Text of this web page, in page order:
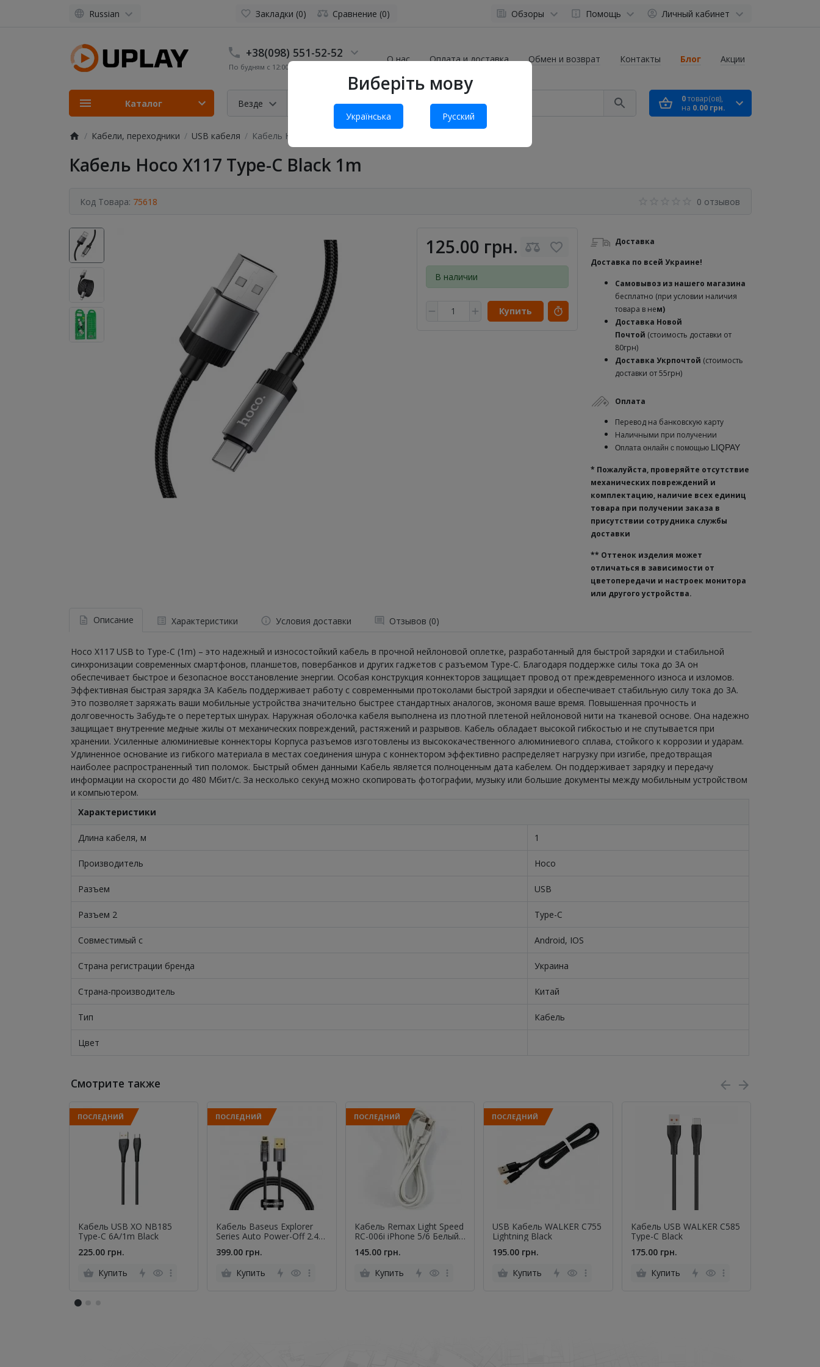
Виберіть мову
Українська Русский
Russian Закладки (0) Сравнение (0) Обзоры Помощь Личный кабинет
+38(098) 551-52-52
По будням с 12:00 до 19:00
Везде
О нас Оплата и доставка Обмен и возврат Контакты Блог Акции
0товар(ов),
на 0.00 грн.
Каталог
Кабели, переходники USB кабеля Кабель Hoco X117 Type-C Black 1m
Кабель Hoco X117 Type-C Black 1m
Код Товара: 75618 0 отзывов
125.00 грн.
В наличии
Купить
Доставка
Доставка по всей Украине!
Самовывоз из нашего магазина
бесплатно (при условии наличия
товара в нем)
Доставка Новой
Почтой (стоимость доставки от
80грн)
Доставка Укрпочтой (стоимость
доставки от 55грн)
Оплата
Перевод на банковскую карту
Наличными при получении
Оплата онлайн с помощью LIQPAY
* Пожалуйста, проверяйте отсутствие
механических повреждений и
комплектацию, наличие всех единиц
товара при получении заказа в
присутствии сотрудника службы
доставки
** Оттенок изделия может
отличаться в зависимости от
цветопередачи и настроек монитора
или другого устройства.
Описание Характеристики Условия доставки Отзывов (0)
Hoco X117 USB to Type-C (1m) – это надежный и износостойкий кабель в прочной нейлоновой оплетке, разработанный для быстрой зарядки и стабильной
синхронизации современных смартфонов, планшетов, повербанков и других гаджетов с разъемом Type-C. Благодаря поддержке силы тока до 3A он
обеспечивает быстрое и безопасное восстановление энергии. Особая конструкция коннекторов защищает провод от преждевременного износа и изломов.
Эффективная быстрая зарядка 3A Кабель поддерживает работу с современными протоколами быстрой зарядки и обеспечивает стабильную силу тока до 3A.
Это позволяет заряжать ваши мобильные устройства значительно быстрее стандартных аналогов, экономя ваше время. Повышенная прочность и
долговечность Забудьте о перетертых шнурах. Наружная оболочка кабеля выполнена из плотной плетеной нейлоновой нити на тканевой основе. Она надежно
защищает внутренние медные жилы от механических повреждений, растяжений и разрывов. Кабель обладает высокой гибкостью и не спутывается при
хранении. Усиленные алюминиевые коннекторы Корпуса разъемов изготовлены из высококачественного алюминиевого сплава, стойкого к коррозии и ударам.
Удлиненное основание из гибкого материала в местах соединения шнура с коннектором эффективно распределяет нагрузку при изгибе, предотвращая
наиболее распространенный тип поломок. Быстрый обмен данными Кабель является полноценным дата кабелем. Он поддерживает зарядку и передачу
информации на скорости до 480 Мбит/с. За несколько секунд можно скопировать фотографии, музыку или большие документы между мобильным устройством
и компьютером.
Характеристики
Длина кабеля, м 1
Производитель Hoco
Разъем USB
Разъем 2 Type-C
Совместимый с Android, IOS
Страна регистрации бренда Украина
Страна-производитель Китай
Тип Кабель
Цвет
Смотрите также
ПОСЛЕДНИЙ
Кабель USB XO NB185
Type-C 6A/1m Black
225.00 грн.
Купить
ПОСЛЕДНИЙ
Кабель Baseus Explorer
Series Auto Power-Off 2.4A
399.00 грн.
Купить
ПОСЛЕДНИЙ
Кабель Remax Light Speed
RC-006i iPhone 5/6 Белый
145.00 грн.
Купить
ПОСЛЕДНИЙ
USB Кабель WALKER C755
Lightning Black
195.00 грн.
Купить
Кабель USB WALKER C585
Type-C Black
175.00 грн.
Купить